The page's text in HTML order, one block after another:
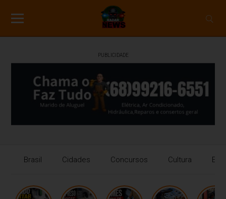
PUBLICIDADE
Brasil Cidades Concursos Cultura